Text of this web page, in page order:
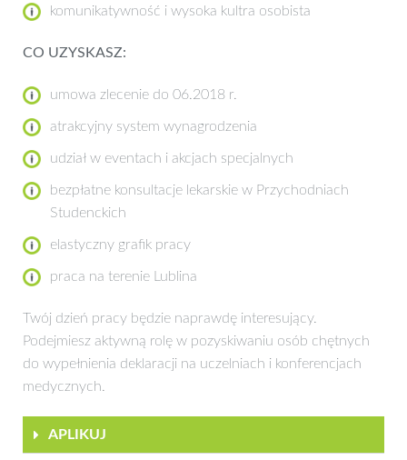
komunikatywność i wysoka kultra osobista
CO UZYSKASZ:
umowa zlecenie do 06.2018 r.
atrakcyjny system wynagrodzenia
udział w eventach i akcjach specjalnych
bezpłatne konsultacje lekarskie w Przychodniach
Studenckich
elastyczny grafik pracy
praca na terenie Lublina
Twój dzień pracy będzie naprawdę interesujący.
Podejmiesz aktywną rolę w pozyskiwaniu osób chętnych
do wypełnienia deklaracji na uczelniach i konferencjach
medycznych.
APLIKUJ